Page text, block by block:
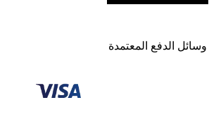
وسائل الدفع المعتمدة